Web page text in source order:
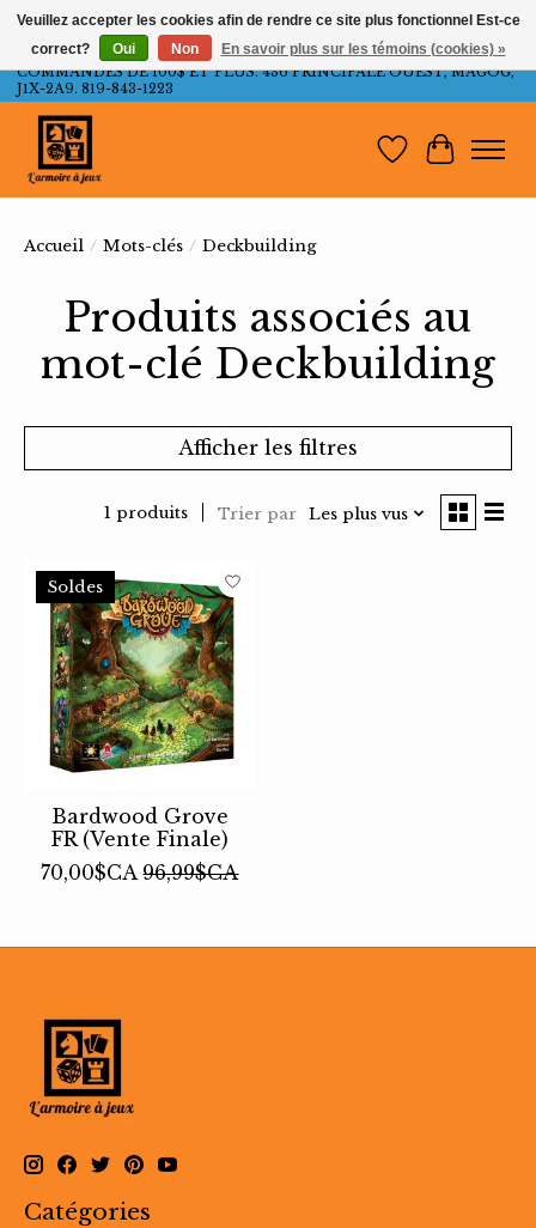
LIVRAISON GRATUITE AU QUÉBEC ET ONTARIO POUR LES
COMMANDES DE 100$ ET PLUS. 436 PRINCIPALE OUEST, MAGOG,
J1X-2A9. 819-843-1223
Liste dePanier
Accueil / Mots-clés / Deckbuilding
Produits associés au
mot-clé Deckbuilding
Afficher les filtres
1 produits Trier par Les plus vus
Soldes
Bardwood Grove
FR (Vente Finale)
70,00$CA 96,99$CA
Catégories
Veuillez accepter les cookies afin de rendre ce site plus fonctionnel Est-ce
correct?
Oui Non En savoir plus sur les témoins (cookies) »